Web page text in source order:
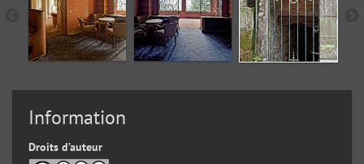
Information
Droits d’auteur